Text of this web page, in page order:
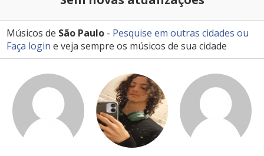
Músicos de São Paulo - Pesquise em outras cidades ou
Faça login e veja sempre os músicos de sua cidade